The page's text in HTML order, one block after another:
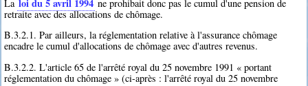
La loi du 5 avril 1994 ne prohibait donc pas le cumul d'une pension de
retraite avec des allocations de chômage.
B.3.2.1. Par ailleurs, la réglementation relative à l'assurance chômage
encadre le cumul d'allocations de chômage avec d'autres revenus.
B.3.2.2. L'article 65 de l'arrêté royal du 25 novembre 1991 « portant
réglementation du chômage » (ci-après : l'arrêté royal du 25 novembre